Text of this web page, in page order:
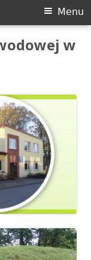
w
Menu